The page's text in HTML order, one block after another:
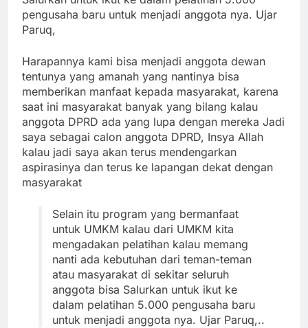
pengusaha baru untuk menjadi anggota nya. Ujar
Paruq,
Harapannya kami bisa menjadi anggota dewan
tentunya yang amanah yang nantinya bisa
memberikan manfaat kepada masyarakat, karena
saat ini masyarakat banyak yang bilang kalau
anggota DPRD ada yang lupa dengan mereka Jadi
saya sebagai calon anggota DPRD, Insya Allah
kalau jadi saya akan terus mendengarkan
aspirasinya dan terus ke lapangan dekat dengan
masyarakat
Selain itu program yang bermanfaat
untuk UMKM kalau dari UMKM kita
mengadakan pelatihan kalau memang
nanti ada kebutuhan dari teman-teman
atau masyarakat di sekitar seluruh
anggota bisa Salurkan untuk ikut ke
dalam pelatihan 5.000 pengusaha baru
untuk menjadi anggota nya. Ujar Paruq,..